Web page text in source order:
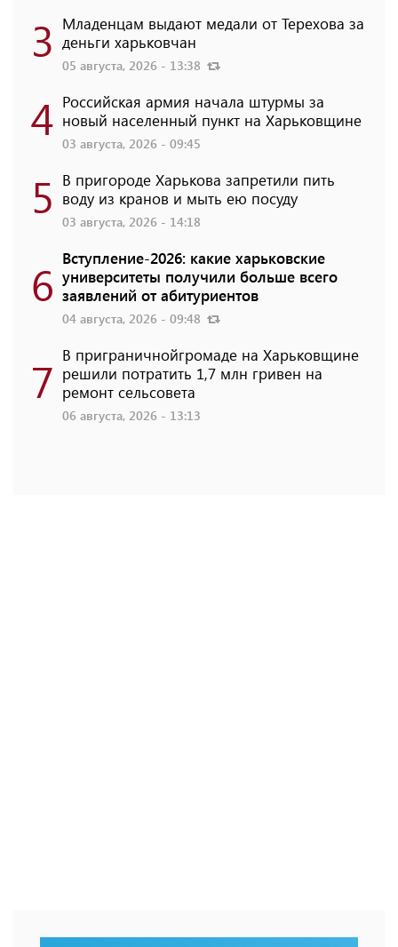
3 Младенцам выдают медали от Терехова за
деньги харьковчан
05 августа, 2026 - 13:38
4 Российская армия начала штурмы за
новый населенный пункт на Харьковщине
03 августа, 2026 - 09:45
5 В пригороде Харькова запретили пить
воду из кранов и мыть ею посуду
03 августа, 2026 - 14:18
6 Вступление-2026: какие харьковские
университеты получили больше всего
заявлений от абитуриентов
04 августа, 2026 - 09:48
7 В приграничнойгромаде на Харьковщине
решили потратить 1,7 млн ​​гривен на
ремонт сельсовета
06 августа, 2026 - 13:13